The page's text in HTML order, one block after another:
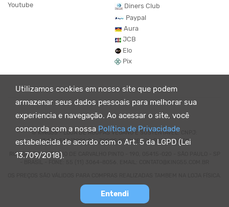
Utilizamos cookies em nosso site que podem
armazenar seus dados pessoais para melhorar sua
experiencia e navegação. Ao acessar o site, você
concorda com a nossa Política de Privacidade
estabelecida de acordo com o Art. 5 da LGPD (Lei
13.709/2018).
Entendi
Youtube
Diners Club
Paypal
Aura
JCB
Elo
Pix
© KING55 - LOJA DE ROUPAS VEGANO E SUSTENTÁVEL. CNPJ:
07.438.330/0001-02 . TODOS OS DIREITOS RESERVADOS.
RUA DOUTOR VIRGÍLIO DE CARVALHO PINTO - 190, 05415-020 - SÃO PAULO - SP
Powered by